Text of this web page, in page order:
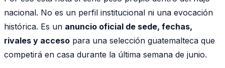
nacional. No es un perfil institucional ni una evocación
histórica. Es un anuncio oficial de sede, fechas,
rivales y acceso para una selección guatemalteca que
competirá en casa durante la última semana de junio.